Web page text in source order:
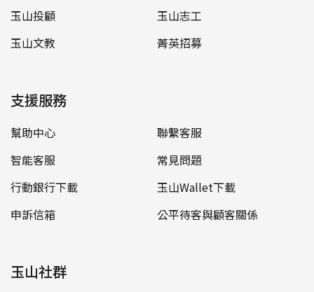
玉山投顧
玉山志工
玉山文教
菁英招募
支援服務
幫助中心
聯繫客服
智能客服
常見問題
行動銀行下載
玉山Wallet下載
申訴信箱
公平待客與顧客關係
玉山社群